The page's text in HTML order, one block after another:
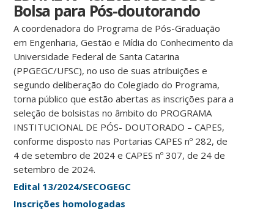
Bolsa para Pós-doutorando
A coordenadora do Programa de Pós-Graduação
em Engenharia, Gestão e Mídia do Conhecimento da
Universidade Federal de Santa Catarina
(PPGEGC/UFSC), no uso de suas atribuições e
segundo deliberação do Colegiado do Programa,
torna público que estão abertas as inscrições para a
seleção de bolsistas no âmbito do PROGRAMA
INSTITUCIONAL DE PÓS- DOUTORADO – CAPES,
conforme disposto nas Portarias CAPES nº 282, de
4 de setembro de 2024 e CAPES nº 307, de 24 de
setembro de 2024.
Edital 13/2024/SECOGEGC
Inscrições homologadas